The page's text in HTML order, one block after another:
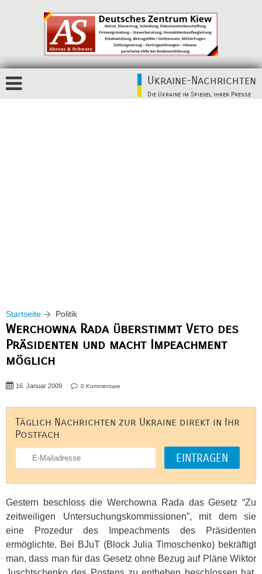
Ukraine-Nachrichten
Die Ukraine im Spiegel ihrer Presse
Startseite Politik
Werchowna Rada überstimmt Veto des
Präsidenten und macht Impeachment
möglich
16. Januar 2009 0 Kommentare
Täglich Nachrichten zur Ukraine direkt in Ihr
Postfach
Gestern beschloss die Werchowna Rada das Gesetz “Zu
zeitweiligen Untersuchungskommissionen”, mit dem sie
eine Prozedur des Impeachments des Präsidenten
ermöglichte. Bei BJuT (Block Julia Timoschenko) bekräftigt
man, dass man für das Gesetz ohne Bezug auf Pläne Wiktor